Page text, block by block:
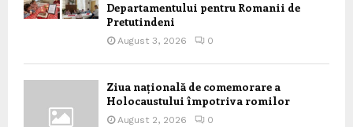
Departamentului pentru Romanii de
Pretutindeni
August 3, 2026 0
Ziua națională de comemorare a
Holocaustului împotriva romilor
August 2, 2026 0